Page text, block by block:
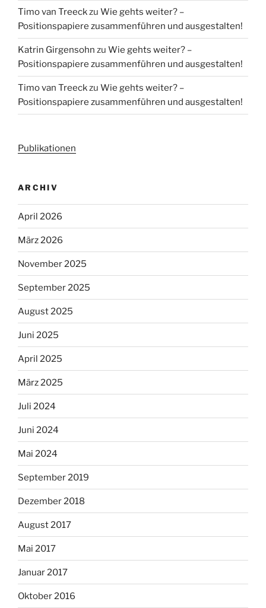
Timo van Treeckzu Wie gehts weiter? –
Positionspapiere zusammenführen und ausgestalten!
Katrin Girgensohn zu Wie gehts weiter? –
Positionspapiere zusammenführen und ausgestalten!
Timo van Treeckzu Wie gehts weiter? –
Positionspapiere zusammenführen und ausgestalten!
Publikationen
ARCHIV
April 2026
März 2026
November 2025
September 2025
August 2025
Juni 2025
April 2025
März 2025
Juli 2024
Juni 2024
Mai 2024
September 2019
Dezember 2018
August 2017
Mai 2017
Januar 2017
Oktober 2016